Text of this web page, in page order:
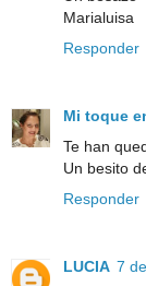
Marialuisa
Responder
Mi toque
Te han
Un besito
Responder
LUCIA 7